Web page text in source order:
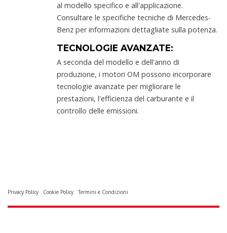
al modello specifico e all'applicazione.
Consultare le specifiche tecniche di Mercedes-
Benz per informazioni dettagliate sulla potenza.
TECNOLOGIE AVANZATE:
A seconda del modello e dell'anno di
produzione, i motori OM possono incorporare
tecnologie avanzate per migliorare le
prestazioni, l'efficienza del carburante e il
controllo delle emissioni.
Privacy Policy Cookie Policy Termini e Condizioni